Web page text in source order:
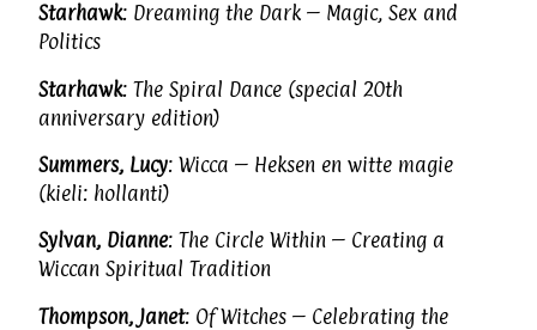
Starhawk: Dreaming the Dark – Magic, Sex and
Politics
Starhawk: The Spiral Dance (special 20th
anniversary edition)
Summers, Lucy: Wicca – Heksen en witte magie
(kieli: hollanti)
Sylvan, Dianne: The Circle Within – Creating a
Wiccan Spiritual Tradition
Thompson, Janet: Of Witches – Celebrating the